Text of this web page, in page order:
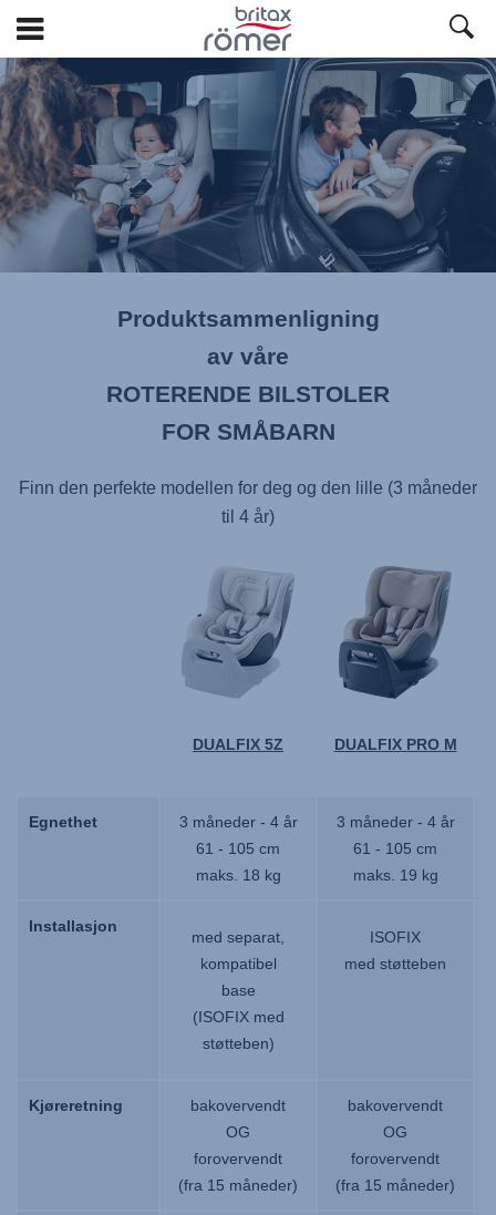
Hopp
til
hovedinnhold
Produktsammenligning
av våre
ROTERENDE BILSTOLER
FOR SMÅBARN
Finn den perfekte modellen for deg og den lille (3 måneder
til 4 år)
DUALFIX 5Z DUALFIX PRO M
Egnethet
3 måneder - 4 år
61 - 105 cm
maks. 18 kg
3 måneder - 4 år
61 - 105 cm
maks. 19 kg
Installasjon
med separat,
kompatibel
base
(ISOFIX med
støtteben)
ISOFIX
med støtteben
Kjøreretning
bakovervendt
OG
forovervendt
(fra 15 måneder)
bakovervendt
OG
forovervendt
(fra 15 måneder)
Egnethet
Installasjon
Kjøreretning